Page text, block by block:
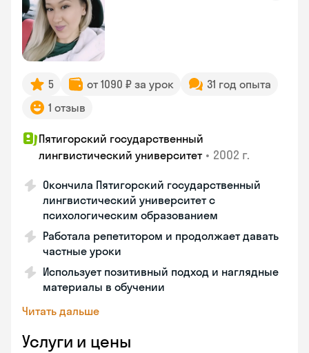
5 от 1090 ₽ за урок
31 год опыта
1 отзыв
Пятигорский государственный
лингвистический университет • 2002 г.
Окончила Пятигорский государственный
лингвистический университет с
психологическим образованием
Работала репетитором и продолжает давать
частные уроки
Использует позитивный подход и наглядные
материалы в обучении
Читать дальше
Услуги и цены